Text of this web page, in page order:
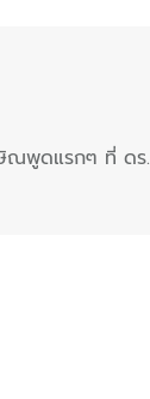
พูดแรกๆ ที่ ด